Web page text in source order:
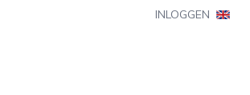
INLOGGEN